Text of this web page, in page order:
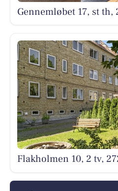
Gennemløbet 17, st th,
Flakholmen 10, 2 tv,